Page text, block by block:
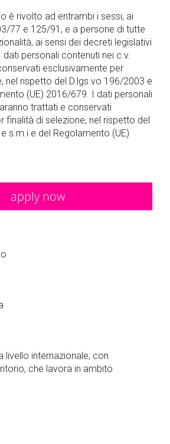
è rivolto ad entrambi i sessi, ai
77 e 125/91, e a persone di tutte
ai sensi dei decreti legislativi
personali contenuti nei c.v.
esclusivamente per
nel rispetto del D.lgs.vo 196/2003 e
(UE) 2016/679. I dati personali
trattati e conservati
finalità di selezione, nel rispetto del
s.m.i e del Regolamento (UE)
apply now
livello internazionale, con
che lavora in ambito